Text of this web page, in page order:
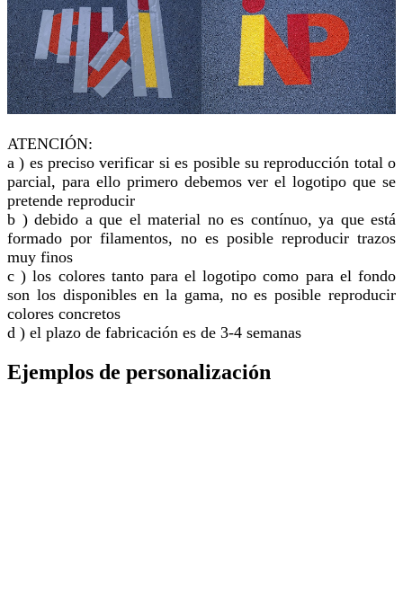
ATENCIÓN:
a ) es preciso verificar si es posible su reproducción total o
parcial, para ello primero debemos ver el logotipo que se
pretende reproducir
b ) debido a que el material no es contínuo, ya que está
formado por filamentos, no es posible reproducir trazos
muy finos
c ) los colores tanto para el logotipo como para el fondo
son los disponibles en la gama, no es posible reproducir
colores concretos
d ) el plazo de fabricación es de 3-4 semanas
Ejemplos de personalización